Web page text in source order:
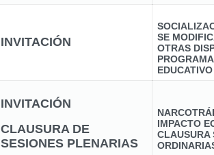
INVITACIÓN
SE
OTRAS
INVITACIÓN
CLAUSURA DE
SESIONES PLENARIAS
IMPACTO
CLAUSURA